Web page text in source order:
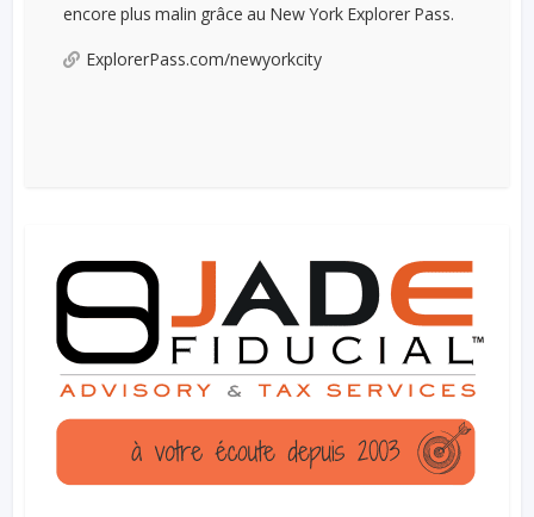
encore plus malin grâce au New York Explorer Pass.
ExplorerPass.com/newyorkcity